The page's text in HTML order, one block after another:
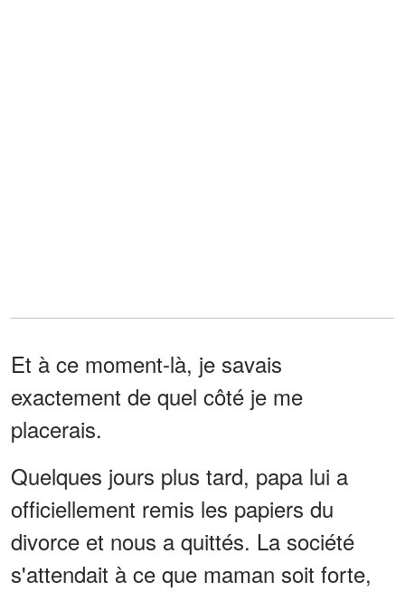
Et à ce moment-là, je savais
exactement de quel côté je me
placerais.
Quelques jours plus tard, papa lui a
officiellement remis les papiers du
divorce et nous a quittés. La société
s'attendait à ce que maman soit forte,